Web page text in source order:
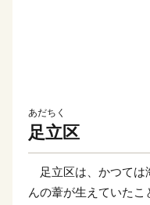
あだちく
足立区
足立区は、かつては
んの葦が生えていた